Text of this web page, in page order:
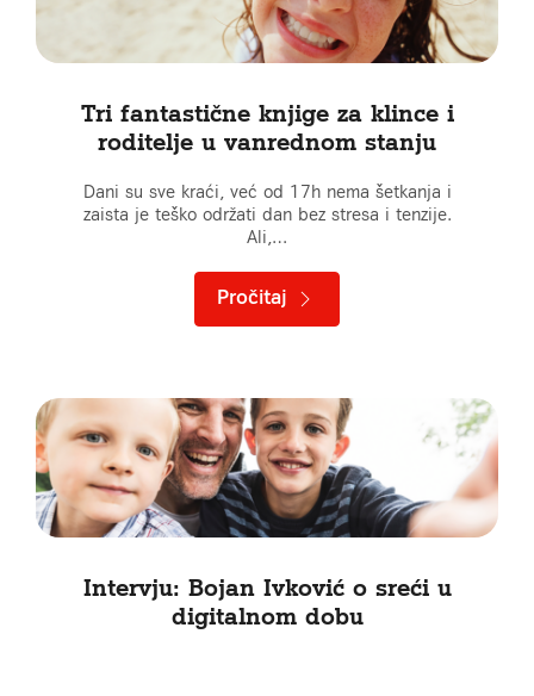
Tri fantastične knjige za klince i
roditelje u vanrednom stanju
Dani su sve kraći, već od 17h nema šetkanja i
zaista je teško održati dan bez stresa i tenzije.
Ali,…
Pročitaj
Intervju: Bojan Ivković o sreći u
digitalnom dobu